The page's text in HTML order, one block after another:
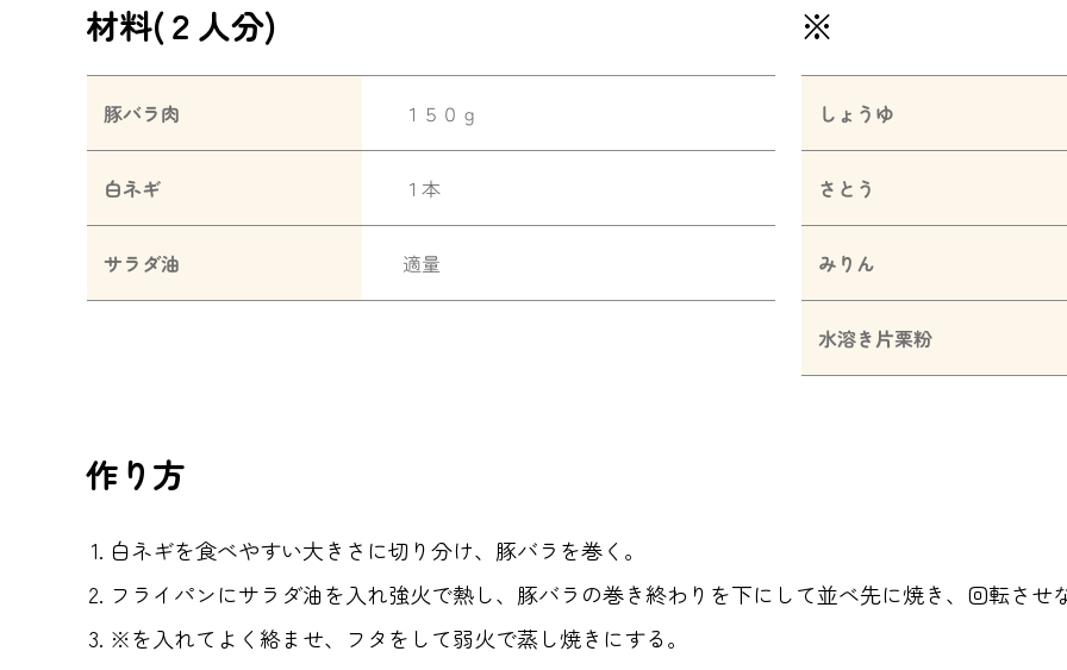
材料(２人分)
豚バラ肉 １５０ｇ
白ネギ １本
サラダ油 適量
※
しょうゆ
さとう
みりん
水溶き片栗粉
作り方
白ネギを食べやすい大きさに切り分け、豚バラを巻く。
フライパンにサラダ油を入れ強火で熱し、豚バラの巻き終わりを下にして並べ先に焼き、回転させ
※を入れてよく絡ませ、フタをして弱火で蒸し焼きにする。